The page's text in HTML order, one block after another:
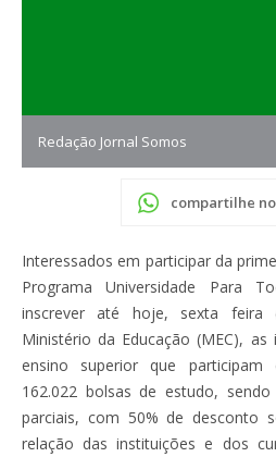
Redação Jornal Somos
compartilhe
Interessados em participar da
Programa Universidade Para
inscrever até hoje, sexta feira
Ministério da Educação (MEC),
ensino superior que participam
162.022 bolsas de estudo,
parciais, com 50% de desconto
relação das instituições e dos